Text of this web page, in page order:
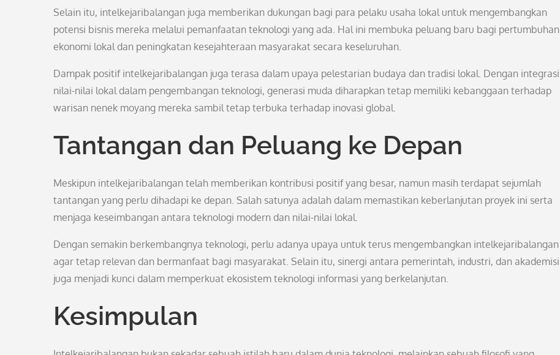
Selain itu, intelkejaribalangan juga memberikan dukungan bagi para pelaku usaha lokal untuk mengembangkan
potensi bisnis mereka melalui pemanfaatan teknologi yang ada. Hal ini membuka peluang baru bagi pertumbuhan
ekonomi lokal dan peningkatan kesejahteraan masyarakat secara keseluruhan.
Dampak positif intelkejaribalangan juga terasa dalam upaya pelestarian budaya dan tradisi lokal. Dengan integrasi
nilai-nilai lokal dalam pengembangan teknologi, generasi muda diharapkan tetap memiliki kebanggaan terhadap
warisan nenek moyang mereka sambil tetap terbuka terhadap inovasi global.
Tantangan dan Peluang ke Depan
Meskipun intelkejaribalangan telah memberikan kontribusi positif yang besar, namun masih terdapat sejumlah
tantangan yang perlu dihadapi ke depan. Salah satunya adalah dalam memastikan keberlanjutan proyek ini serta
menjaga keseimbangan antara teknologi modern dan nilai-nilai lokal.
Dengan semakin berkembangnya teknologi, perlu adanya upaya untuk terus mengembangkan intelkejaribalangan
agar tetap relevan dan bermanfaat bagi masyarakat. Selain itu, sinergi antara pemerintah, industri, dan akademisi
juga menjadi kunci dalam memperkuat ekosistem teknologi informasi yang berkelanjutan.
Kesimpulan